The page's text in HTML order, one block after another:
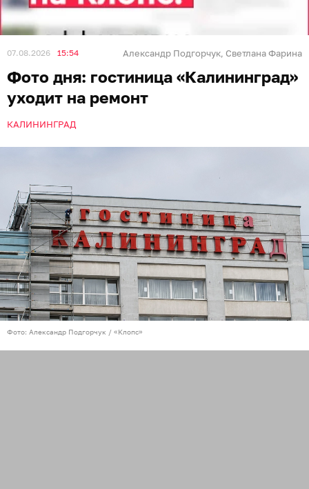
07.08.2026 15:54 Александр Подгорчук, Светлана Фарина
Фото дня: гостиница «Калининград»
уходит на ремонт
КАЛИНИНГРАД
Фото: Александр Подгорчук / «Клопс»